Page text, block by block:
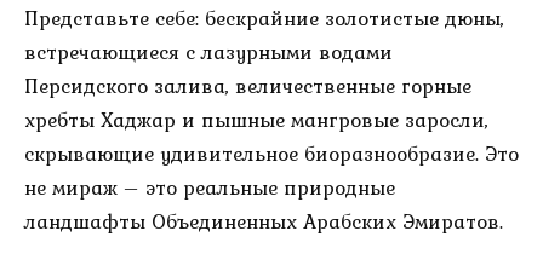
Представьте себе: бескрайние золотистые дюны,
встречающиеся с лазурными водами
Персидского залива, величественные горные
хребты Хаджар и пышные мангровые заросли,
скрывающие удивительное биоразнообразие. Это
не мираж – это реальные природные
ландшафты Объединенных Арабских Эмиратов.